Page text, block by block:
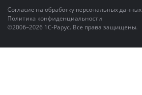
©2006–2026 1С-Рарус. Все права защищены.
Политика конфиденциальности
Согласие на обработку персональных данных